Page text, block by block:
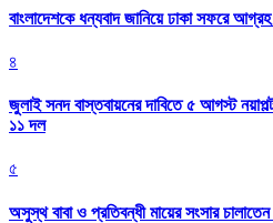
বাংলাদেশকে ধন্যবাদ জানিয়ে ঢাকা সফরে
৪
জুলাই সনদ বাস্তবায়নের দাবিতে ৫ আগস্ট
১১ দল
৫
অসুস্থ বাবা ও প্রতিবন্ধী মায়ের সংসার